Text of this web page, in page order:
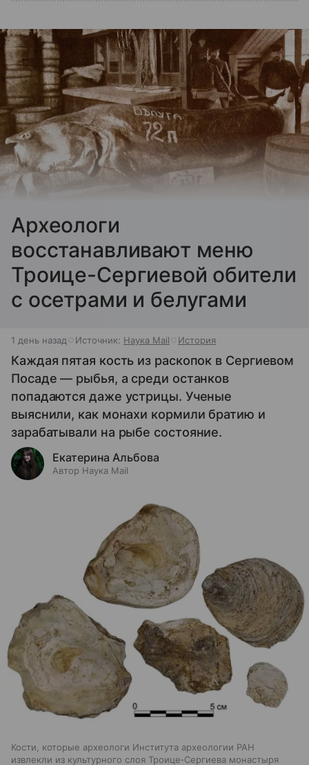
Археологи
восстанавливают меню
Троице-Сергиевой обители
с осетрами и белугами
1 день назад Источник: Наука Mail История
Каждая пятая кость из раскопок в Сергиевом
Посаде — рыбья, а среди останков
попадаются даже устрицы. Ученые
выяснили, как монахи кормили братию и
зарабатывали на рыбе состояние.
Екатерина Альбова
Автор Наука Mail
Кости, которые археологи Института археологии РАН
извлекли из культурного слоя Троице‑Сергиева монастыря